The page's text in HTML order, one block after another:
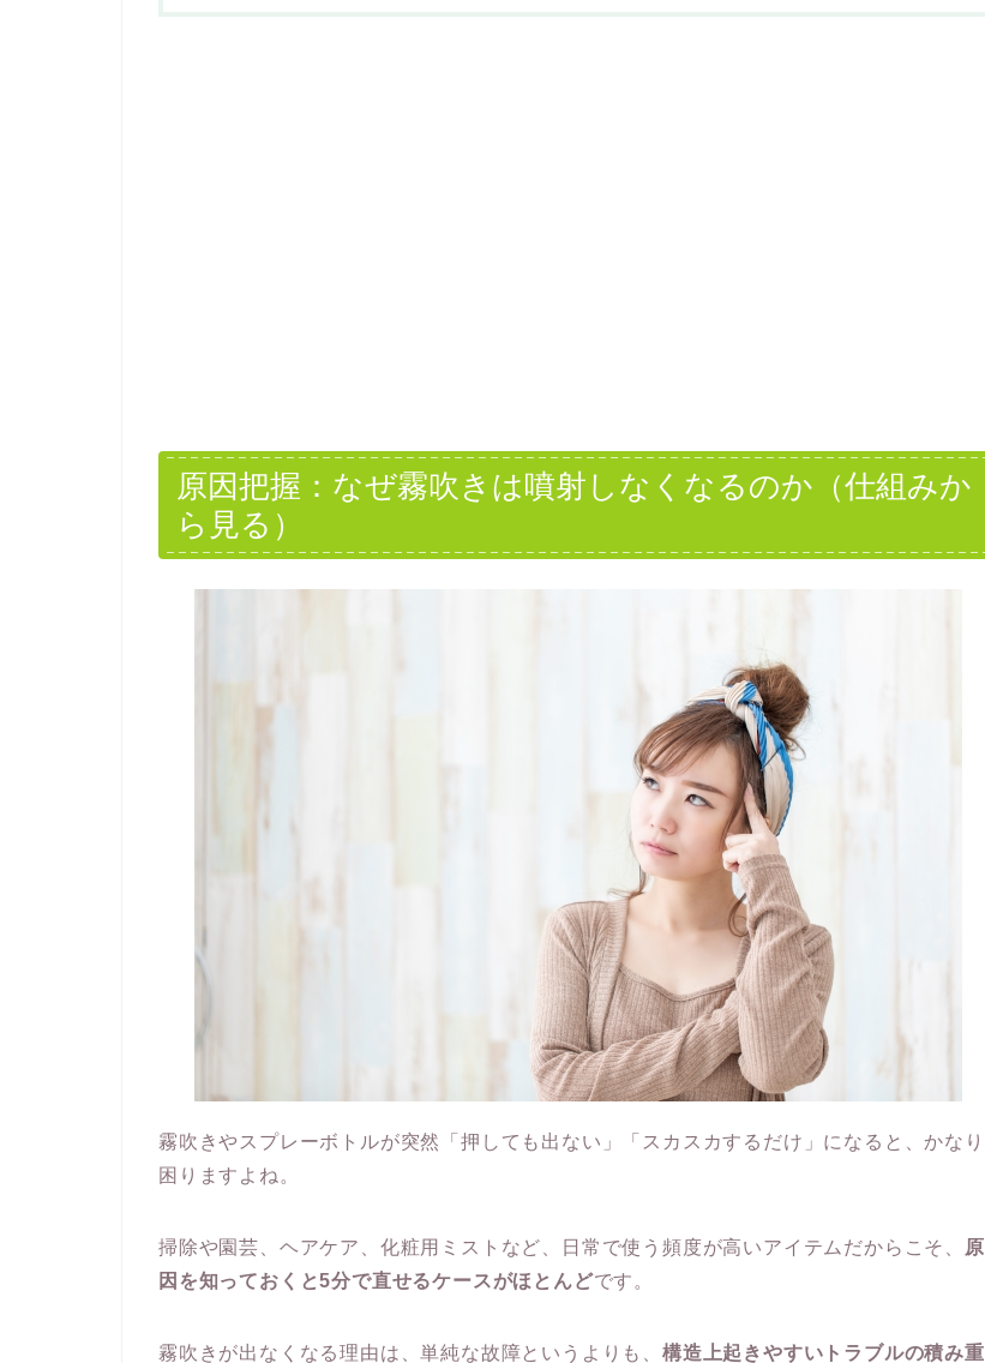
原因把握：なぜ霧吹きは噴射しなくなるのか（仕組みか
ら見る）
霧吹きやスプレーボトルが突然「押しても出ない」「スカスカするだけ」になると、かなり
困りますよね。
掃除や園芸、ヘアケア、化粧用ミストなど、日常で使う頻度が高いアイテムだからこそ、
原
因を知っておくと5分で直せるケースがほとんどです。
霧吹きが出なくなる理由は、単純な故障というよりも、 構造上起きやすいトラブルの積み重